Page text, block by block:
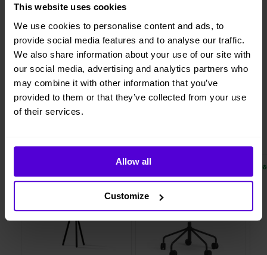
This website uses cookies
We use cookies to personalise content and ads, to
provide social media features and to analyse our traffic.
We also share information about your use of our site with
our social media, advertising and analytics partners who
may combine it with other information that you’ve
provided to them or that they’ve collected from your use
of their services.
Allow all
Customize
Helt flexibelt
1 månads
uppsägningstid